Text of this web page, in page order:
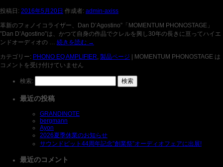
投稿日: 2016年5月20日 作成者: admin-axiss
革新のフォノイコライザー、Dan D’Agostino”「MOMENTUM PHONOSTAGE」
”Dan D’Agostino”は、かつて自身の作品でクレルを興し30年の長きに亘ってハイエ
ンドオーディオの … 続きを読む →
カテゴリー: PHONO EQ AMPLIFIER 製品ページ | MOMENTUM PHONOSTAGE は
コメントを受け付けていません
検索:
最近の投稿
GRANDINOTE
bergmann
Ayon
2026夏季休業のお知らせ
サウンドピット44周年記念”創業祭”オーディオフェアに出展!
最近のコメント